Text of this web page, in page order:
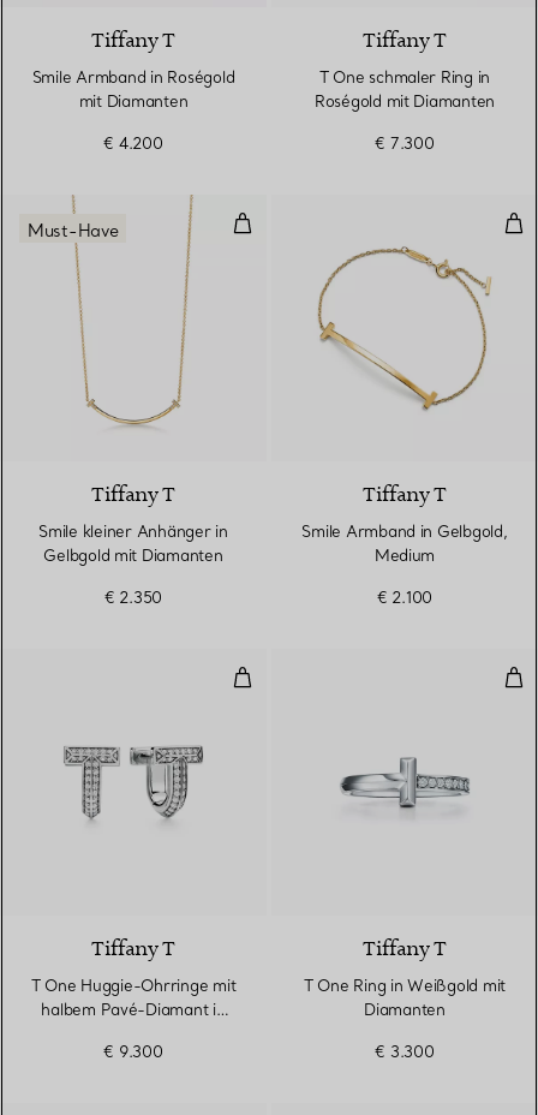
Tiffany T
Smile Armband in Roségold
mit Diamanten
€ 4.200
Tiffany T
T One schmaler Ring in
Roségold mit Diamanten
€ 7.300
Smile kleiner Anhänger in
Must-Have
Tiffany T
Smile kleiner Anhänger in
Gelbgold mit Diamanten
€ 2.350
Tiffany T
Smile Armband in Gelbgold,
Medium
€ 2.100
T One Huggie-Ohrringe mit
Tiffany T
T One Huggie-Ohrringe mit
halbem Pavé-Diamant in
€ 9.300
T
Tiffany T
T One Ring in Weißgold mit
Diamanten
€ 3.300